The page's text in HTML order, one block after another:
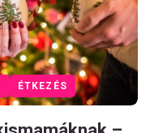
ÉTKEZÉS